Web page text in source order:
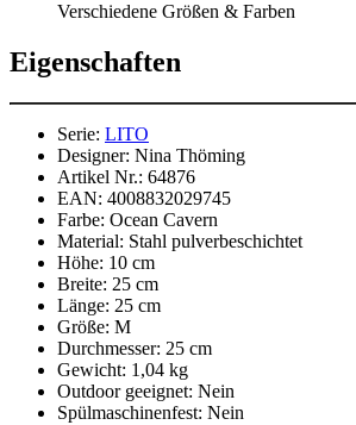
Verschiedene Größen & Farben
Eigenschaften
Serie: LITO
Designer: Nina Thöming
Artikel Nr.: 64876
EAN: 4008832029745
Farbe: Ocean Cavern
Material: Stahl pulverbeschichtet
Höhe: 10 cm
Breite: 25 cm
Länge: 25 cm
Größe: M
Durchmesser: 25 cm
Gewicht: 1,04 kg
Outdoor geeignet: Nein
Spülmaschinenfest: Nein